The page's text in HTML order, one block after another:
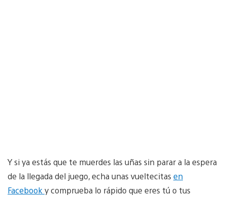
Y si ya estás que te muerdes las uñas sin parar a la espera
de la llegada del juego, echa unas vueltecitas en
Facebook y comprueba lo rápido que eres tú o tus